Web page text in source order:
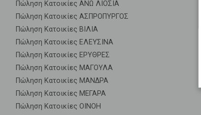
Πώληση Κατοικίες ΑΝΩ ΛΙΟΣΙΑ
Πώληση Κατοικίες ΑΣΠΡΟΠΥΡΓΟΣ
Πώληση Κατοικίες ΒΙΛΙΑ
Πώληση Κατοικίες ΕΛΕΥΣΙΝΑ
Πώληση Κατοικίες ΕΡΥΘΡΕΣ
Πώληση Κατοικίες ΜΑΓΟΥΛΑ
Πώληση Κατοικίες ΜΑΝΔΡΑ
Πώληση Κατοικίες ΜΕΓΑΡΑ
Πώληση Κατοικίες ΟΙΝΟΗ